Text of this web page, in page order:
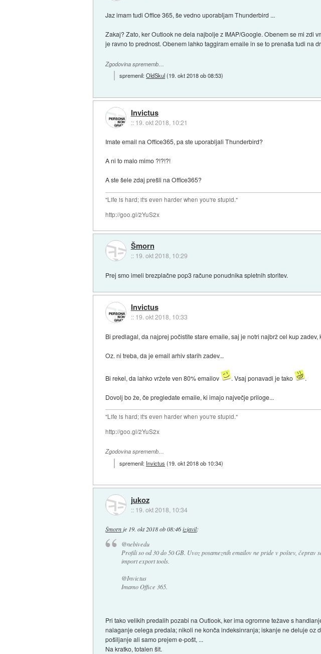
Jaz imam tudi Office 365, še vedno uporabljam Thunderbird ...
Zakaj? Zato, ker Outlook ne dela najbolje z IMAP/Google. Obenem se mi zdi
je ravno to prednost. Obenem lahko taggiram emaile in se to prenaša tudi na
Zgodovina sprememb…
spremenil:OldSkul(19. okt 2018 ob 08:53)
Invictus
:: 19. okt 2018, 10:21
Imate email na Office365, pa ste uporabljali Thunderbird?
A ni to malo mimo ?!?!?!
A ste šele zdaj prešli na Office365?
"Life is hard; it's even harder when you're stupid."
http://goo.gl/2YuS2x
Šmorn
:: 19. okt 2018, 10:29
Prej smo imeli brezplačne pop3 račune ponudnika spletnih storitev.
Invictus
:: 19. okt 2018, 10:33
Bi predlagal, da najprej počistite stare emaile, saj je notri najbrž cel kup zadev,
Oz. ni treba, da je email arhiv starih zadev...
Bi rekel, da lahko vržete ven 80% emailov . Vsaj ponavadi je tako .
Dovolj bo že, če pregledate emaile, ki imajo največje priloge...
"Life is hard; it's even harder when you're stupid."
http://goo.gl/2YuS2x
Zgodovina sprememb…
spremenil: Invictus (19. okt 2018 ob 10:34)
jukoz
:: 19. okt 2018, 10:34
Šmorn je 19. okt 2018 ob 08:46 izjavil:
@nebivedu
Profili so od 30 do 50 GB. Uvoz posameznih emailov ne pride v poštev, čeprav
import export tools.
@Invictus
Imamo Office 365.
Pri tako velikih predalih pozabi na Outlook, ker ima ogromne težave s
nalaganje celega predala; nikoli ne konča indeksinranja; iskanje ne deluje
pošiljanje ali samo prejem e-pošt, ...
Na kratko, totalen šit.